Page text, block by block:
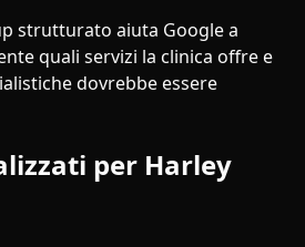
strutturato aiuta Google a
quali servizi la clinica offre e
dovrebbe essere
per Harley